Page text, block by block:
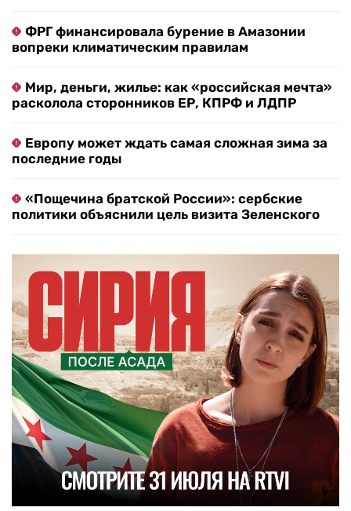
ФРГ финансировала бурение в Амазонии
вопреки климатическим правилам
Мир, деньги, жилье: как «российская мечта»
расколола сторонников ЕР, КПРФ и ЛДПР
Европу может ждать самая сложная зима за
последние годы
«Пощечина братской России»: сербские
политики объяснили цель визита Зеленского